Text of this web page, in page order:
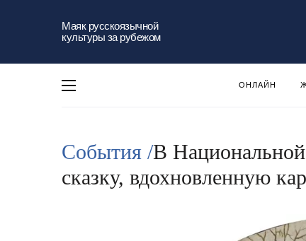
Маяк русскоязычной
культуры за рубежом
ОНЛАЙН
События /В Национальной
сказку, вдохновленную